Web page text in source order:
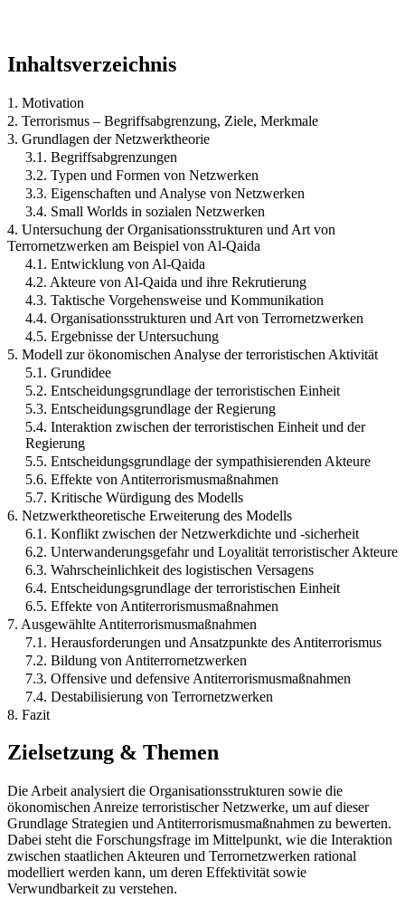
Inhaltsverzeichnis
1. Motivation
2. Terrorismus – Begriffsabgrenzung, Ziele, Merkmale
3. Grundlagen der Netzwerktheorie
3.1. Begriffsabgrenzungen
3.2. Typen und Formen von Netzwerken
3.3. Eigenschaften und Analyse von Netzwerken
3.4. Small Worlds in sozialen Netzwerken
4. Untersuchung der Organisationsstrukturen und Art von
Terrornetzwerken am Beispiel von Al-Qaida
4.1. Entwicklung von Al-Qaida
4.2. Akteure von Al-Qaida und ihre Rekrutierung
4.3. Taktische Vorgehensweise und Kommunikation
4.4. Organisationsstrukturen und Art von Terrornetzwerken
4.5. Ergebnisse der Untersuchung
5. Modell zur ökonomischen Analyse der terroristischen Aktivität
5.1. Grundidee
5.2. Entscheidungsgrundlage der terroristischen Einheit
5.3. Entscheidungsgrundlage der Regierung
5.4. Interaktion zwischen der terroristischen Einheit und der
Regierung
5.5. Entscheidungsgrundlage der sympathisierenden Akteure
5.6. Effekte von Antiterrorismusmaßnahmen
5.7. Kritische Würdigung des Modells
6. Netzwerktheoretische Erweiterung des Modells
6.1. Konflikt zwischen der Netzwerkdichte und -sicherheit
6.2. Unterwanderungsgefahr und Loyalität terroristischer Akteure
6.3. Wahrscheinlichkeit des logistischen Versagens
6.4. Entscheidungsgrundlage der terroristischen Einheit
6.5. Effekte von Antiterrorismusmaßnahmen
7. Ausgewählte Antiterrorismusmaßnahmen
7.1. Herausforderungen und Ansatzpunkte des Antiterrorismus
7.2. Bildung von Antiterrornetzwerken
7.3. Offensive und defensive Antiterrorismusmaßnahmen
7.4. Destabilisierung von Terrornetzwerken
8. Fazit
Zielsetzung & Themen
Die Arbeit analysiert die Organisationsstrukturen sowie die
ökonomischen Anreize terroristischer Netzwerke, um auf dieser
Grundlage Strategien und Antiterrorismusmaßnahmen zu bewerten.
Dabei steht die Forschungsfrage im Mittelpunkt, wie die Interaktion
zwischen staatlichen Akteuren und Terrornetzwerken rational
modelliert werden kann, um deren Effektivität sowie
Verwundbarkeit zu verstehen.